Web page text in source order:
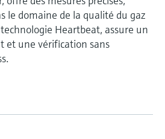
le domaine de la qualité du gaz
Heartbeat, assure un
et une vérification sans